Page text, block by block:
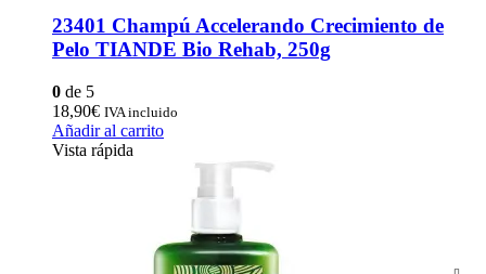
23401 Champú Accelerando Crecimiento de
Pelo TIANDE Bio Rehab, 250g
0 de 5
18,90€ IVA incluido
Añadir al carrito
Vista rápida